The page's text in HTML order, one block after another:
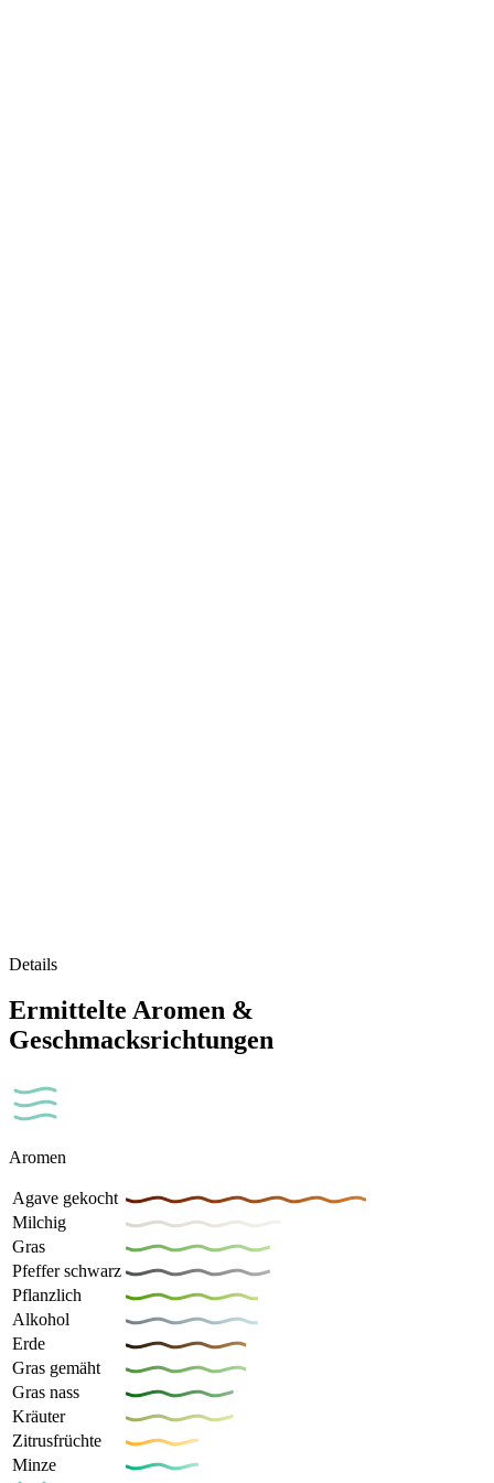
Details
Ermittelte Aromen &
Geschmacksrichtungen
Aromen
Agave gekocht
Milchig
Gras
Pfeffer schwarz
Pflanzlich
Alkohol
Erde
Gras gemäht
Gras nass
Kräuter
Zitrusfrüchte
Minze